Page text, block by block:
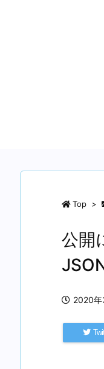
Top >
公開
2020年